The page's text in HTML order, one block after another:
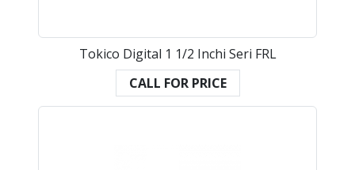
Tokico Digital 1 1/2 Inchi Seri FRL
CALL FOR PRICE